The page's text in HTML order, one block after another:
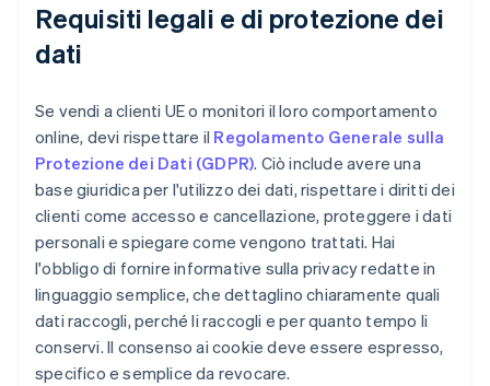
Requisiti legali e di protezione dei
dati
Se vendi a clienti UE o monitori il loro comportamento
online, devi rispettare il Regolamento Generale sulla
Protezione dei Dati (GDPR). Ciò include avere una
base giuridica per l'utilizzo dei dati, rispettare i diritti dei
clienti come accesso e cancellazione, proteggere i dati
personali e spiegare come vengono trattati. Hai
l'obbligo di fornire informative sulla privacy redatte in
linguaggio semplice, che dettaglino chiaramente quali
dati raccogli, perché li raccogli e per quanto tempo li
conservi. Il consenso ai cookie deve essere espresso,
specifico e semplice da revocare.